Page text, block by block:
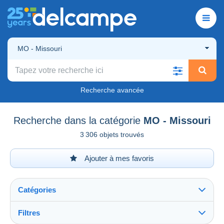
MO - Missouri
Recherche avancée
Recherche dans la catégorie MO - Missouri
3 306 objets trouvés
Ajouter à mes favoris
Catégories
Filtres